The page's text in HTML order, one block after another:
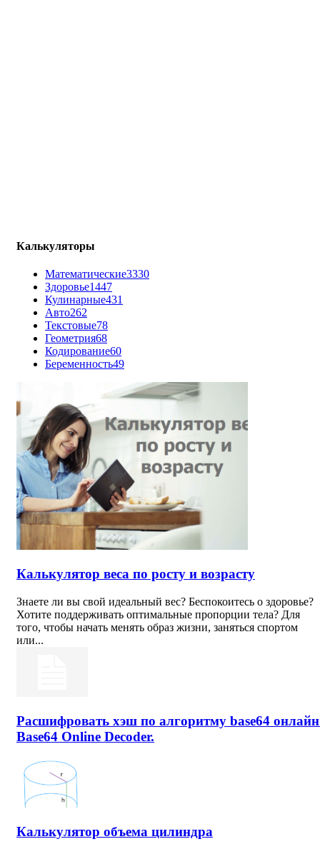
Калькуляторы
Математические3330
Здоровье1447
Кулинарные431
Авто262
Текстовые78
Геометрия68
Кодирование60
Беременность49
Калькулятор веса по росту и возрасту
Знаете ли вы свой идеальный вес? Беспокоитесь о здоровье?
Хотите поддерживать оптимальные пропорции тела? Для
того, чтобы начать менять образ жизни, заняться спортом
или...
Расшифровать хэш по алгоритму base64
Base64 Online Decoder.
Калькулятор объема цилиндра